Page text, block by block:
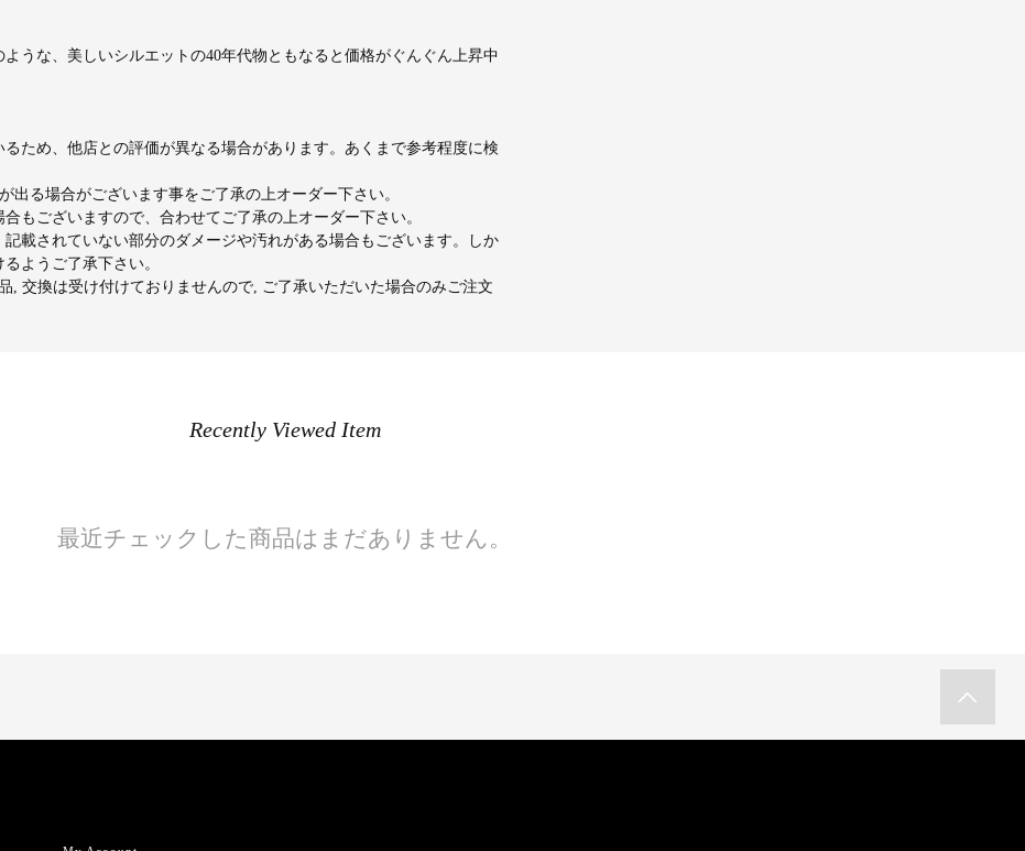
うな、美しいシルエットの40年代物ともなると価格がぐんぐん上昇中
ため、他店との評価が異なる場合があります。あくまで参考程度に検
る場合がございます事をご了承の上オーダー下さい。
もございますので、合わせてご了承の上オーダー下さい。
載されていない部分のダメージや汚れがある場合もございます。しか
ようご了承下さい。
交換は受け付けておりませんので, ご了承いただいた場合のみご注文
Recently Viewed Item
最近チェックした商品はまだありません。